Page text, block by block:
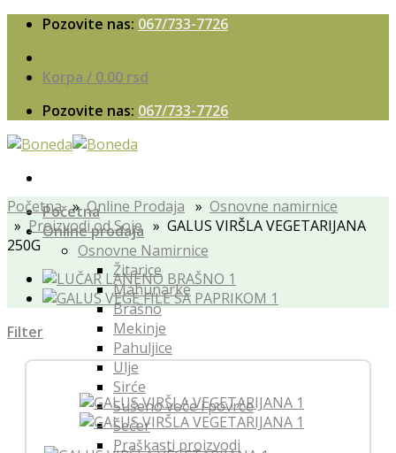
Skip
content
Pozovite nas: 067/733-7726
Korpa / 0.00 rsd
Pozovite nas: 067/733-7726
Početna
Online prodaja
Osnovne Namirnice
Žitarice
Mahunarke
Brašno
Mekinje
Pahuljice
Ulje
Sirće
Sušeno voće i povrće
Šećer
Praškasti proizvodi
Početna»Online Prodaja » Osnovne namirnice
»Proizvodi od Soje» GALUS VIRŠLA VEGETARIJANA
250G
Filter